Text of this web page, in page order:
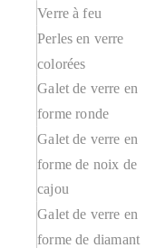
Verre à feu
Perles en verre
colorées
Galet de verre en
forme ronde
Galet de verre en
forme de noix de
cajou
Galet de verre en
forme de diamant